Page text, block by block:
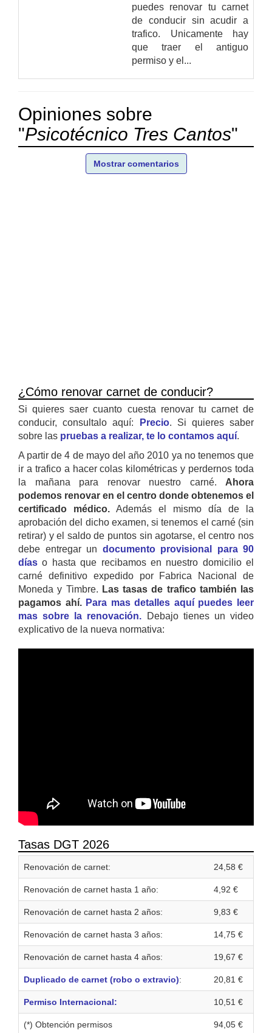
puedes renovar tu carnet
de conducir sin acudir a
trafico. Unicamente hay
que traer el antiguo
permiso y el...
Opiniones sobre
"Psicotécnico Tres Cantos"
Mostrar comentarios
¿Cómo renovar carnet de conducir?
Si quieres saer cuanto cuesta renovar tu carnet de
conducir, consultalo aquí:
Precio. Si quieres saber
sobre las pruebas a realizar, te lo contamos aquí.
A partir de 4 de mayo del año 2010 ya no tenemos que
ir a trafico a hacer colas kilométricas y perdernos toda
la mañana para renovar nuestro carné. Ahora
podemos renovar en el centro donde obtenemos el
certificado médico. Además el mismo día de la
aprobación del dicho examen, si tenemos el carné (sin
retirar) y el saldo de puntos sin agotarse, el centro nos
debe entregar un documento provisional para 90
días o hasta que recibamos en nuestro domicilio el
carné definitivo expedido por Fabrica Nacional de
Moneda y Timbre. Las tasas de trafico también las
pagamos ahí. Para mas detalles aquí puedes leer
mas sobre la renovación. Debajo tienes un video
explicativo de la nueva normativa:
Tasas DGT 2026
Renovación de carnet: 24,58 €
Renovación de carnet hasta 1 año: 4,92 €
Renovación de carnet hasta 2 años: 9,83 €
Renovación de carnet hasta 3 años: 14,75 €
Renovación de carnet hasta 4 años: 19,67 €
Duplicado de carnet (robo o extravio): 20,81 €
Permiso Internacional: 10,51 €
(*) Obtención permisos 94,05 €